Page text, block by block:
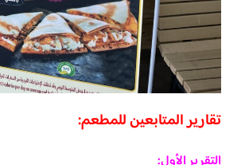
تقارير المتابعين للمطعم: